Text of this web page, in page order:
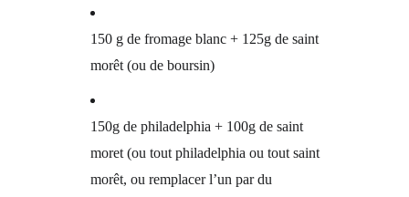
150 g de fromage blanc + 125g de saint
morêt (ou de boursin)
150g de philadelphia + 100g de saint
moret (ou tout philadelphia ou tout saint
morêt, ou remplacer l’un par du